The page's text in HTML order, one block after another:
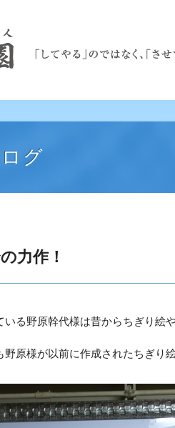
グ
力作！
いる野原幹代様は昔からちぎり絵
野原様が以前に作成されたちぎり